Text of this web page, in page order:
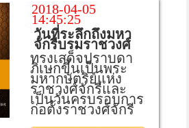
2018-04-05
14:45:25
วันที่ระลึกถึงมหา
จักรีบรมราชวงศ์
ทรงเสด็จปราบดา
ภิเษกขี้นเป็นพระ
มหากษัตริย์แห่ง
ราชวงศ์จักรีและ
เป็นวันครบรอบการ
ก่อตั้งราชวงศ์จักรี